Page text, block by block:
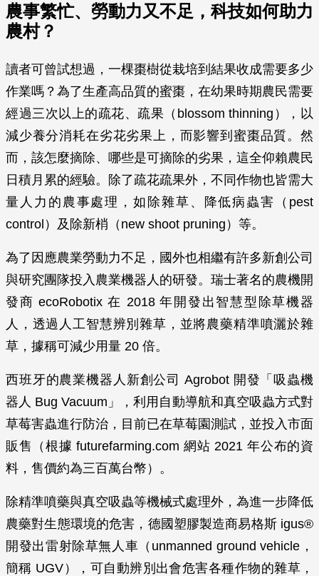
農事繁忙、勞動力又不足，科技如何助力
農村？
讀者可曾試想過，一棵棗樹從栽培到結果收成需要多少
作業嗎？為了生產高品質的蜜棗，在幼果時期農民需要
經過三次以上的疏花、疏果（blossom thinning），以
減少養分消耗在劣花劣果上，而影響到蜜棗品質。然
而，該怎麼摘除、哪些是可摘除的劣果，這全仰賴農民
日積月累的經驗。除了疏花疏果外，不同作物也皆需大
量人力的農事處理，如除雜草、降低病蟲害（pest
control）及除新梢（new shoot pruning）等。
為了因應農業勞動力不足，國外也相繼有許多新創公司
與研究團隊投入農業機器人的研發。瑞士著名的農機開
發商 ecoRobotix 在 2018 年開發出智慧型除草機器
人，透過人工智慧辨別雜草，並將農藥精準噴灑於雜
草，據稱可減少用量 20 倍。
西班牙的農業機器人新創公司 Agrobot 開發「吸蟲機
器人 Bug Vacuum」，利用自動導航和真空吸蟲方式對
草莓害蟲進行防治，目前已在草莓園測試，並投入市面
販售（根據 futurefarming.com 網站 2021 年公布的資
料，售價約為三百萬台幣）。
除精準噴藥與真空吸蟲等機械式處理外，為進一步降低
農藥對生態環境的危害，德國塑膠製造商易格斯 igus®
開發出雷射除草無人車（unmanned ground vehicle，
簡稱 UGV），可自動辨別出會危害各種作物的雜草，